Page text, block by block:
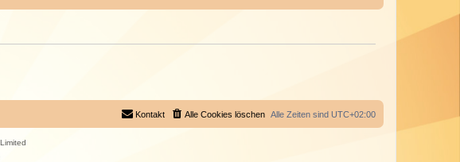
Alle Zeiten sind UTC+02:00
Alle Cookies löschen
Kontakt